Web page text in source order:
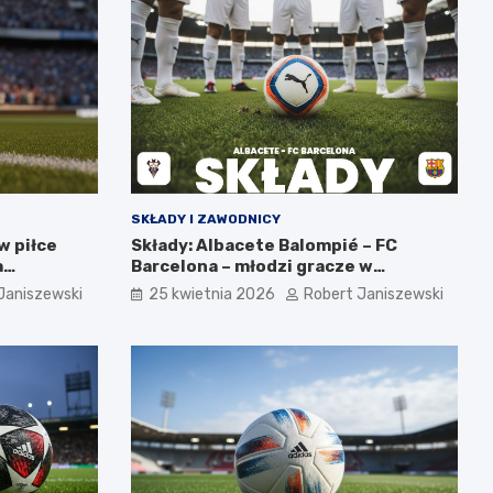
piłce
SKŁADY I ZAWODNICY
Składy: Albacete Balompié – FC
Barcelona – młodzi gracze w
wyjściowej jedenastce
25 kwietnia 2026 Robert Janiszewski